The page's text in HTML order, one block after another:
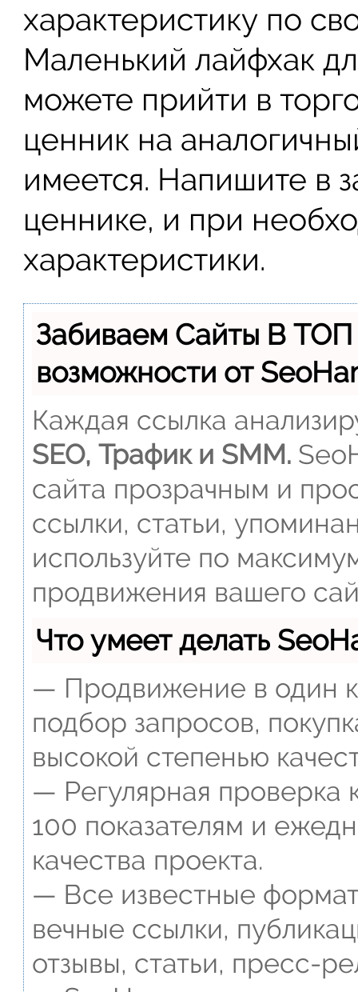
характеристику по
Маленький лайфхак
можете прийти в
ценник на
имеется. Напишите в
ценнике, и при
характеристики.
Забиваем Сайты В
возможности от
Каждая ссылка
SEO, Трафик и SMM.
сайта прозрачным и
ссылки, статьи,
используйте по
продвижения вашего
Что умеет делать
— Продвижение в один
подбор запросов,
высокой степенью
— Регулярная проверка
100 показателям и
качества проекта.
— Все известные
вечные ссылки,
отзывы, статьи, пресс-